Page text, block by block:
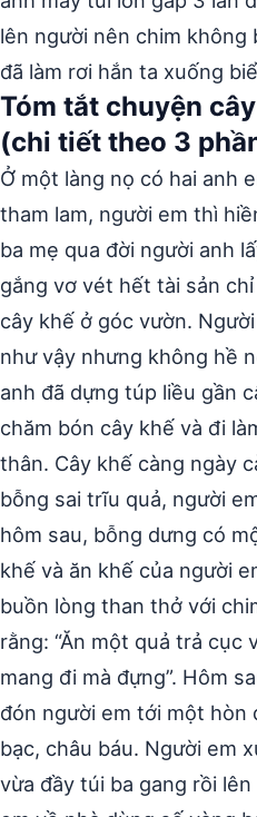
lên người nên chim không
đã làm rơi hắn ta xuống
Tóm tắt chuyện
(chi tiết theo 3
Ở một làng nọ có hai anh
tham lam, người em thì
ba mẹ qua đời người anh
gắng vơ vét hết tài sản
cây khế ở góc vườn.
như vậy nhưng không hề
anh đã dựng túp liều gần
chăm bón cây khế và đi
thân. Cây khế càng ngày
bỗng sai trĩu quả, người
hôm sau, bỗng dưng có
khế và ăn khế của người
buồn lòng than thở với
rằng: “Ăn một quả trả cục
mang đi mà đựng”. Hôm
đón người em tới một hòn
bạc, châu báu. Người em
vừa đầy túi ba gang rồi